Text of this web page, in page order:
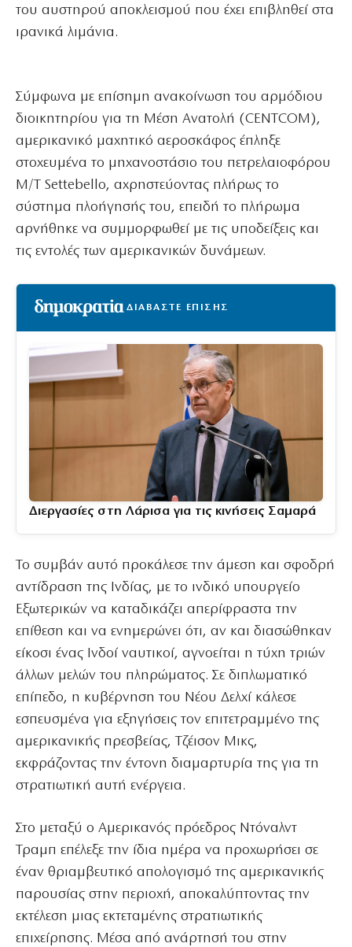
του αυστηρού αποκλεισμού που έχει επιβληθεί στα
ιρανικά λιμάνια.
Σύμφωνα με επίσημη ανακοίνωση του αρμόδιου
διοικητηρίου για τη Μέση Ανατολή (CENTCOM),
αμερικανικό μαχητικό αεροσκάφος έπληξε
στοχευμένα το μηχανοστάσιο του πετρελαιοφόρου
M/T Settebello, αχρηστεύοντας πλήρως το
σύστημα πλοήγησής του, επειδή το πλήρωμα
αρνήθηκε να συμμορφωθεί με τις υποδείξεις και
τις εντολές των αμερικανικών δυνάμεων.
ΔΙΑΒΑΣΤΕ ΕΠΙΣΗΣ
Διεργασίες στη Λάρισα για τις κινήσεις Σαμαρά
Το συμβάν αυτό προκάλεσε την άμεση και σφοδρή
αντίδραση της Ινδίας, με το ινδικό υπουργείο
Εξωτερικών να καταδικάζει απερίφραστα την
επίθεση και να ενημερώνει ότι, αν και διασώθηκαν
είκοσι ένας Ινδοί ναυτικοί, αγνοείται η τύχη τριών
άλλων μελών του πληρώματος. Σε διπλωματικό
επίπεδο, η κυβέρνηση του Νέου Δελχί κάλεσε
εσπευσμένα για εξηγήσεις τον επιτετραμμένο της
αμερικανικής πρεσβείας, Τζέισον Μικς,
εκφράζοντας την έντονη διαμαρτυρία της για τη
στρατιωτική αυτή ενέργεια.
Στο μεταξύ ο Αμερικανός πρόεδρος Ντόναλντ
Τραμπ επέλεξε την ίδια ημέρα να προχωρήσει σε
έναν θριαμβευτικό απολογισμό της αμερικανικής
παρουσίας στην περιοχή, αποκαλύπτοντας την
εκτέλεση μιας εκτεταμένης στρατιωτικής
επιχείρησης. Μέσα από ανάρτησή του στην